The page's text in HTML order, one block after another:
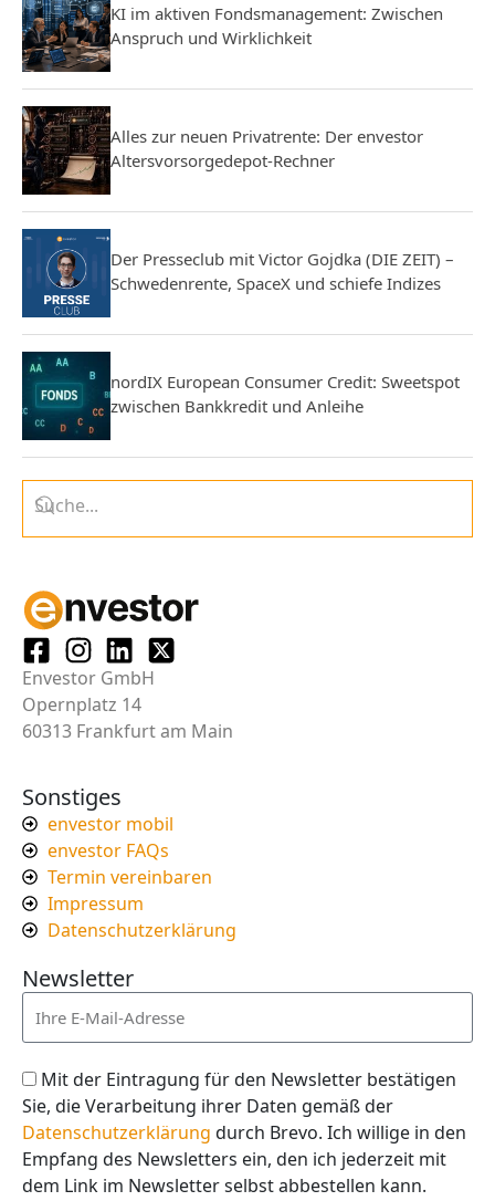
KI im aktiven Fondsmanagement: Zwischen
Anspruch und Wirklichkeit
Alles zur neuen Privatrente: Der envestor
Altersvorsorgedepot-Rechner
Der Presseclub mit Victor Gojdka (DIE ZEIT) –
Schwedenrente, SpaceX und schiefe Indizes
nordIX European Consumer Credit: Sweetspot
zwischen Bankkredit und Anleihe
Envestor GmbH
Opernplatz 14
60313 Frankfurt am Main
Sonstiges
envestor mobil
envestor FAQs
Termin vereinbaren
Impressum
Datenschutzerklärung
Newsletter
Mit der Eintragung für den Newsletter bestätigen
Sie, die Verarbeitung ihrer Daten gemäß der
Datenschutzerklärung durch Brevo. Ich willige in den
Empfang des Newsletters ein, den ich jederzeit mit
dem Link im Newsletter selbst abbestellen kann.